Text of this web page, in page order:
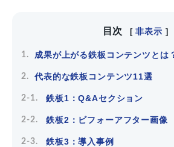
目次 [非表示 ]
成果が上がる鉄板コンテンツとは
代表的な鉄板コンテンツ11選
鉄板1：Q&Aセクション
鉄板2：ビフォーアフター画像
鉄板3：導入事例